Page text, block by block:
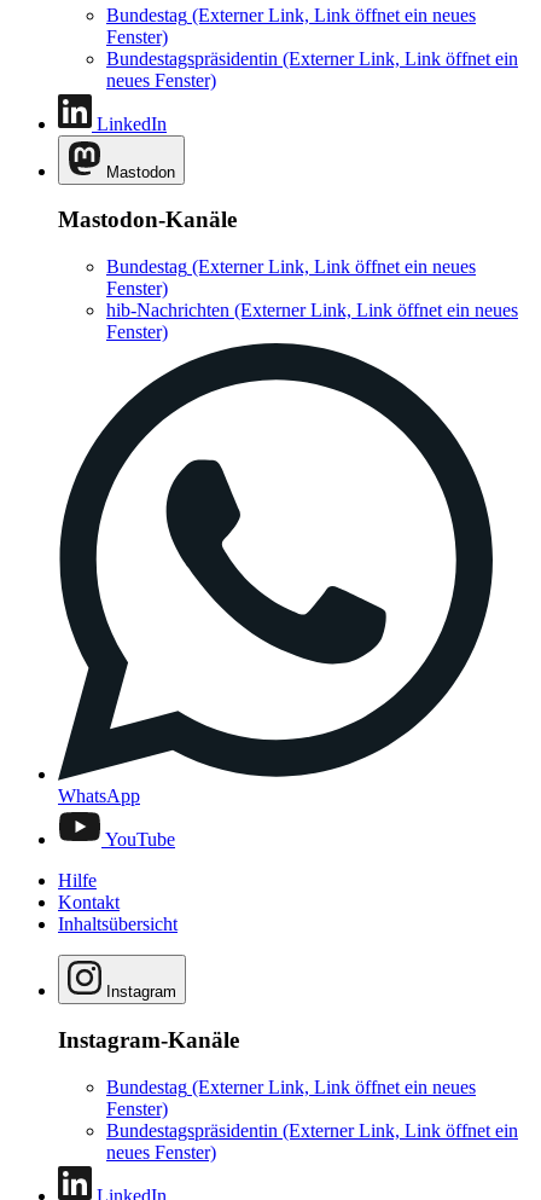
Bundestag (Externer Link, Link öffnet ein neues
Fenster)
Bundestagspräsidentin (Externer Link, Link öffnet ein
neues Fenster)
LinkedIn
Mastodon
Mastodon-Kanäle
Bundestag (Externer Link, Link öffnet ein neues
Fenster)
hib-Nachrichten (Externer Link, Link öffnet ein neues
Fenster)
WhatsApp
YouTube
Hilfe
Kontakt
Inhaltsübersicht
Instagram
Instagram-Kanäle
Bundestag (Externer Link, Link öffnet ein neues
Fenster)
Bundestagspräsidentin (Externer Link, Link öffnet ein
neues Fenster)
LinkedIn